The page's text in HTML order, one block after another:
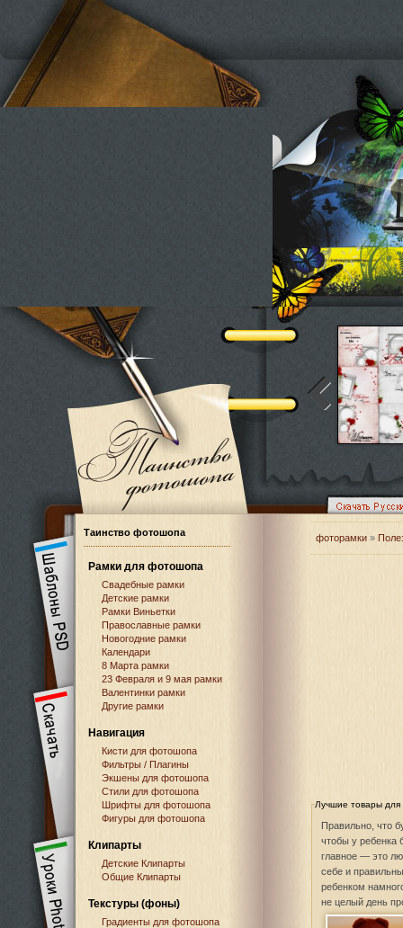
Таинство фотошопа
Рамки для фотошопа
Свадебные рамки
Детские рамки
Рамки Виньетки
Православные рамки
Новогодние рамки
Календари
8 Марта рамки
23 Февраля и 9 мая рамки
Валентинки рамки
Другие рамки
Навигация
Кисти для фотошопа
Фильтры / Плагины
Экшены для фотошопа
Стили для фотошопа
Шрифты для фотошопа
Фигуры для фотошопа
Клипарты
Детские Клипарты
Общие Клипарты
Текстуры (фоны)
Градиенты для фотошопа
фоторамки »
Лучшие товары
Правильно, что
чтобы у ребенка
главное — это
себе и
ребенком
не целый день